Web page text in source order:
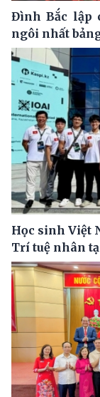
Đình Bắc lập
ngôi nhất
Học sinh Việt
Trí tuệ nhân